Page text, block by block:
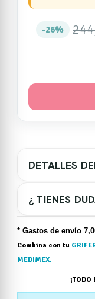
26%
DETALLES
¿ TIENES
* Gastos de envío
Combina con tu
MEDIMEX.